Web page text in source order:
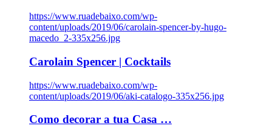
https://www.ruadebaixo.com/wp-
content/uploads/2019/06/carolain-spencer-by-hugo-
macedo_2-335x256.jpg
Carolain Spencer | Cocktails
https://www.ruadebaixo.com/wp-
content/uploads/2019/06/aki-catalogo-335x256.jpg
Como decorar a tua Casa …